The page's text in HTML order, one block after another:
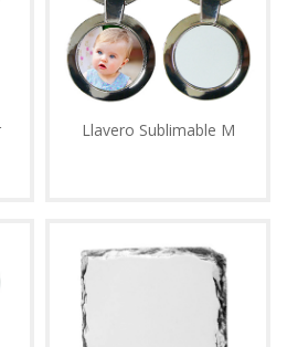
Llavero Sublimable M